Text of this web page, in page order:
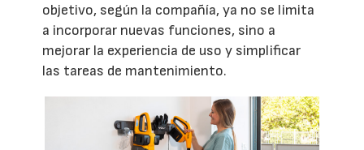
objetivo, según la compañía, ya no se limita
a incorporar nuevas funciones, sino a
mejorar la experiencia de uso y simplificar
las tareas de mantenimiento.